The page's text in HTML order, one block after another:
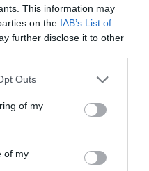
This information may
on the IAB’s List of
further disclose it to other
Outs
of my
of my
RÉPONDRE
15 juin 2026 - 17 h 08 min
“croissance” annuelle de
les prévisions mondiales
prévisions médiannes
la France avec, en plein